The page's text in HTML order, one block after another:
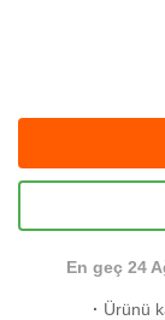
En geç 24
· Ürünü